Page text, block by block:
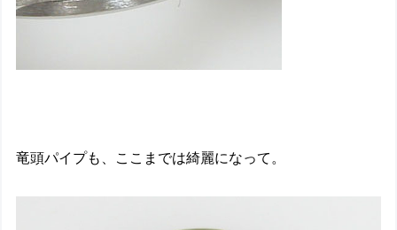
竜頭パイプも、ここまでは綺麗になって。